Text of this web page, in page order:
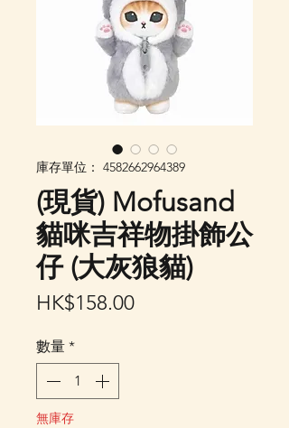
庫存單位： 4582662964389
(現貨) Mofusand
貓咪吉祥物掛飾公
仔 (大灰狼貓)
HK$158.00價
數量 *
無庫存